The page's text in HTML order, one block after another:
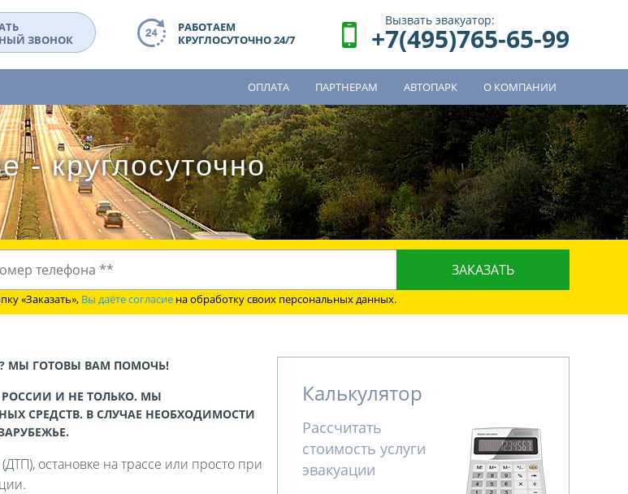
ЗВОНОК
РАБОТАЕМ
КРУГЛОСУТОЧНО 24/7
Вызвать эвакуатор:
+7(495)765-65-99
ОПЛАТА ПАРТНЕРАМ АВТОПАРК О КОМПАНИИ
- круглосуточно
«Заказать», Вы даёте согласие на обработку своих персональных данных.
МЫ ГОТОВЫ ВАМ ПОМОЧЬ!
И НЕ ТОЛЬКО. МЫ
СРЕДСТВ. В СЛУЧАЕ НЕОБХОДИМОСТИ
остановке на трассе или просто при
Калькулятор
Рассчитать
стоимость услуги
эвакуации